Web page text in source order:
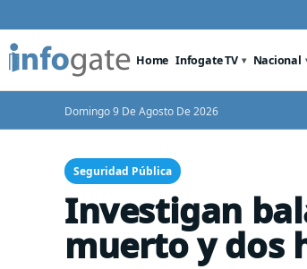
Home Infogate TV Nacional
Domingo 9 De Agosto De 2026
Seguridad Pública
Investigan
muerto y dos